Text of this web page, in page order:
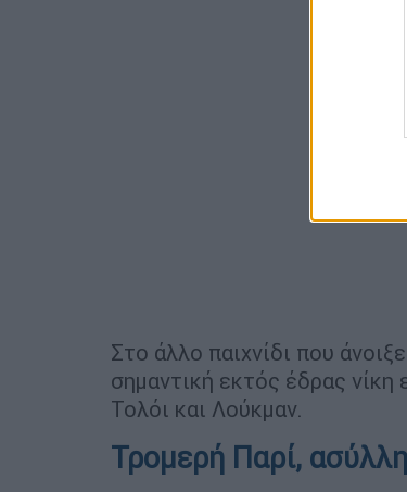
Στο άλλο παιχνίδι που
σημαντική εκτός έδρας
Τολόι και Λούκμαν.
Τρομερή Παρί,